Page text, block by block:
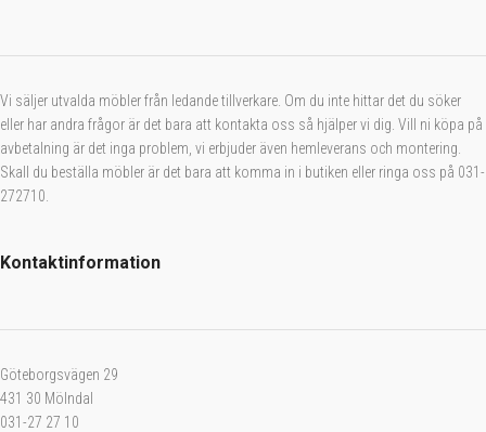
Vi säljer utvalda möbler från ledande tillverkare. Om du inte hittar det du söker
eller har andra frågor är det bara att kontakta oss så hjälper vi dig. Vill ni köpa på
avbetalning är det inga problem, vi erbjuder även hemleverans och montering.
Skall du beställa möbler är det bara att komma in i butiken eller ringa oss på 031-
272710.
Kontaktinformation
Göteborgsvägen 29
431 30 Mölndal
031-27 27 10